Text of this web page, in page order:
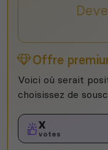
Offre
Voici où serait
choisissez de
X
votes